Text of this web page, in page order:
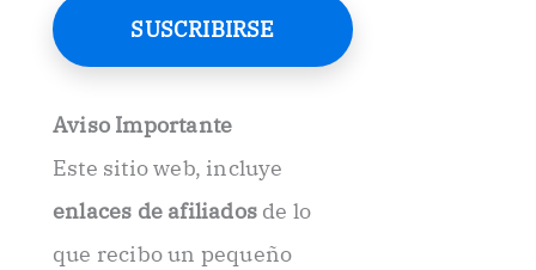
e
o
E
c
t
r
ó
i
SUSCRIBIRSE
Aviso Importante
Este sitio web, incluye
enlaces de afiliados de lo
que recibo un pequeño